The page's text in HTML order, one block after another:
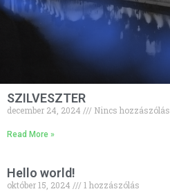
SZILVESZTER
december 24, 2024 Nincs hozzászólás
Read More »
Hello world!
október 15, 2024
1 hozzászólás